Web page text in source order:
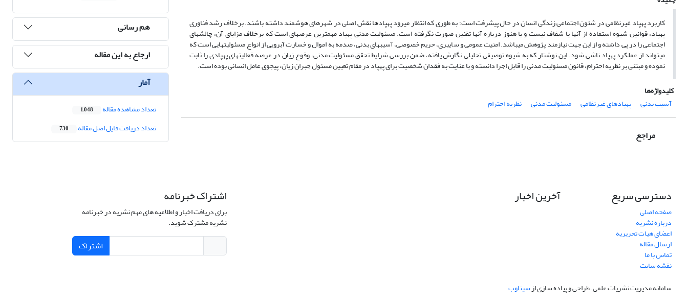
کاربرد پهپاد غیرنظامی در شئون اجتماعی زندگی انسان در حال پیشرفت است؛ به طوری که انتظار می­رود پهپادها نقش اصلی در شهرهای هوشمند داشته باشند. برخلاف رشد فناوری
پهپاد، قوانین شیوه استفاده از آنها یا شفاف نیست و یا هنوز درباره آنها تقنین صورت نگرفته است. مسئولیت مدنی پهپاد مهم­ترین عرصه­ای است که برخلاف مزایای آن، چالش­های
اجتماعی را در پی داشته و از این جهت نیازمند پژوهش می­باشد. امنیت عمومی و سایبری، حریم خصوصی، آسیب­های بدنی، صدمه به اموال و خسارت آبرویی از انواع مسئولیت­هایی است که
می­تواند از عملکرد پهپاد ناشی شود. این نوشتار که به شیوه توصیفی تحلیلی نگارش یافته، ضمن بررسی شرایط تحقق مسئولیت مدنی، وقوع زیان در عرصه فعالیت­های پهپادی را ثابت
نموده و مبتنی بر نظریه احترام، قانون مسئولیت مدنی را قابل اجرا دانسته و با عنایت به فقدان شخصیت برای پهپاد در مقام تعیین مسئول جبران زیان، پی­جوی عامل انسانی بوده است.
کلیدواژه‌ها
آسیب بدنی
پهپادهای غیرنظامی مسئولیت مدنی نظریه احترام
مراجع
هم رسانی
ارجاع به این مقاله
آمار
تعداد مشاهده مقاله 1,048
تعداد دریافت فایل اصل مقاله 730
دسترسی سریع
صفحه اصلی
درباره نشریه
اعضای هیات تحریریه
ارسال مقاله
تماس با ما
نقشه سایت
آخرین اخبار اشتراک خبرنامه
برای دریافت اخبار و اطلاعیه های مهم نشریه در خبرنامه
نشریه مشترک شوید.
اشتراک
سامانه مدیریت نشریات علمی.طراحی و پیاده سازی ازسیناوب